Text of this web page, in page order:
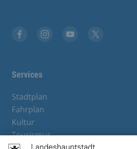
Services
Stadtplan
Fahrplan
Kultur
Tourismus